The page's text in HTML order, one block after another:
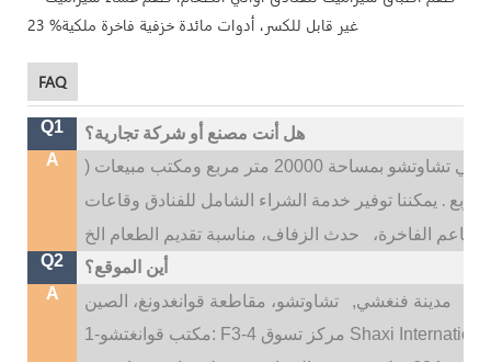
FAQ
Q1
هل أنت مصنع أو شركة تجارية؟
A
20000 متر مربع ومكتب مبيعات (
. يمكننا توفير خدمة الشراء الشامل للفنادق وقاعات
الفاخرة،
Q2
أين الموقع؟
A
مدينة فنغشي,